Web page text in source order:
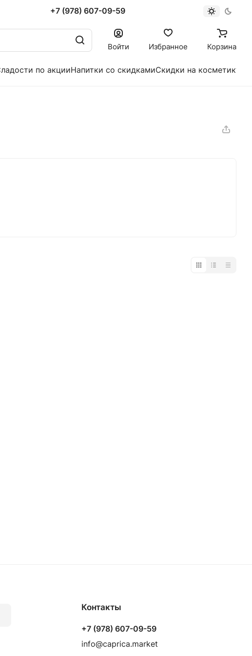
+7 (978) 607-09-59
Войти Избранное Корзина
по акцииНапитки со скидкамиСкидки на косметику
Контакты
+7 (978) 607-09-59
info@caprica.market